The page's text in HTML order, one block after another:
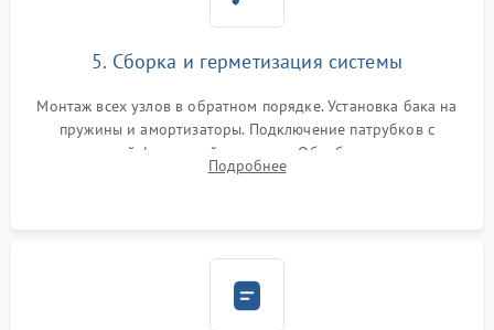
5. Сборка и герметизация системы
Монтаж всех узлов в обратном порядке. Установка бака на
пружины и амортизаторы. Подключение патрубков с
надежной фиксацией хомутами. Обработка стыков
герметиком для предотвращения возможных протечек воды.
Подробнее